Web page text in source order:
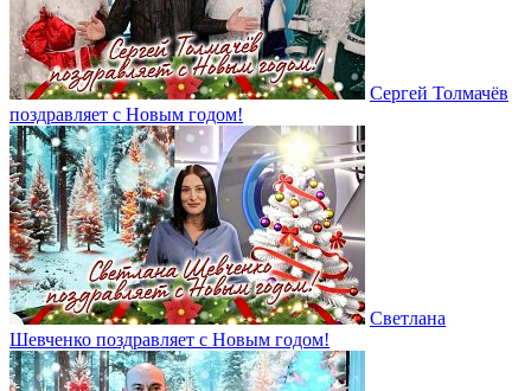
Сергей Толмачёв
поздравляет с Новым годом!
Светлана
Шевченко поздравляет с Новым годом!